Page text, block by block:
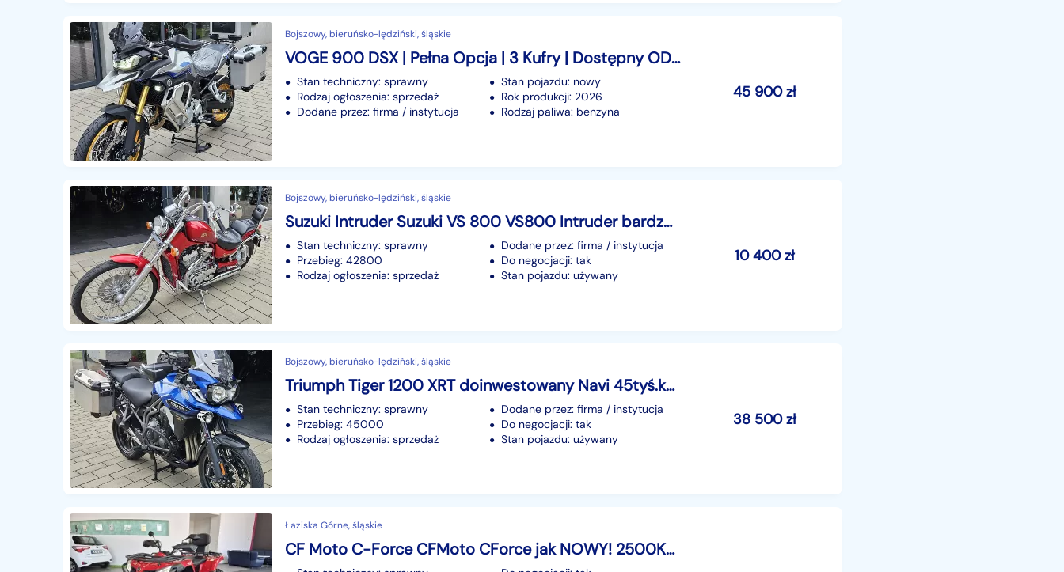
Bojszowy, bieruńsko-lędziński, śląskie
VOGE 900 DSX | Pełna Opcja | 3 Kufry | Dostępny OD RĘKI! -raty-
Stan techniczny: sprawny
Rodzaj ogłoszenia: sprzedaż
Dodane przez: firma / instytucja
Stan pojazdu: nowy
Rok produkcji: 2026
Rodzaj paliwa: benzyna
45 900zł
Bojszowy, bieruńsko-lędziński, śląskie
Suzuki Intruder Suzuki VS 800 VS800 Intruder bardzo dobry stan oryginał -raty-
Stan techniczny: sprawny
Przebieg: 42800
Rodzaj ogłoszenia: sprzedaż
Dodane przez: firma / instytucja
Do negocjacji: tak
Stan pojazdu: używany
10 400zł
Bojszowy, bieruńsko-lędziński, śląskie
Triumph Tiger 1200 XRT doinwestowany Navi 45tyś.km -raty-
Stan techniczny: sprawny
Przebieg: 45000
Rodzaj ogłoszenia: sprzedaż
Dodane przez: firma / instytucja
Do negocjacji: tak
Stan pojazdu: używany
38 500zł
Łaziska Górne, śląskie
CF Moto C-Force CFMoto CForce jak NOWY! 2500KM!